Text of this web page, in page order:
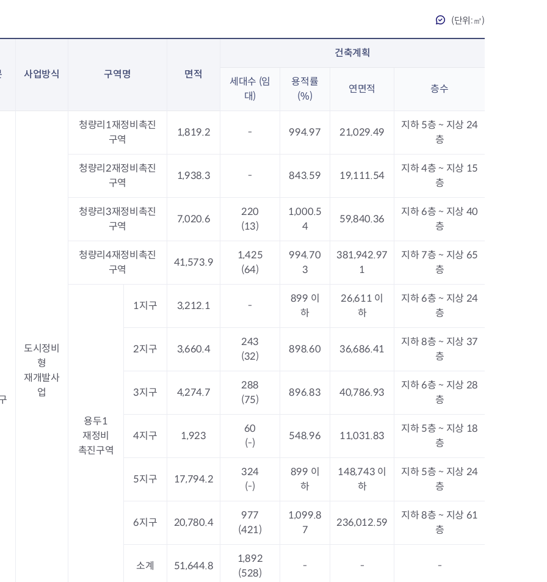
이문1동
공직자부조리신고
하도급부조리신고
공익신고
행동강령위반신고
복지·보조금 부정신고
청렴자료방
감사실시결과
업무추진비 공개
보조금공개
답례물품
청소환경소식
종량제봉투 및 납부필증
대형폐기물신청
재활용센터
환경오염현황
환경개선부담금
석면건축물 DB
탄소중립 생활 실천 캠페인
공중화장실 찾기
탄소중립지원센터
지역경제소식
중소기업자금지원
동대문구 착한가격업소
장바구니 물가정보
ESG경제지원센터
민생회복소비쿠폰 안내
재개발
지구단위계획
석면해체·제거일정
도시디자인
역세권 활성화사업
장안동 일대 종합발전계획 수
서울도시공간포털
지역주택조합사업
(단위:㎡)
사업방식 구역명 면적
건축계획
세대수 (임
대)
용적률
(%)
연면적 층수
도시정비
형
재개발사
업
청량리1재정비촉진
구역
1,819.2 - 994.97 21,029.49
지하 5층 ~ 지상 24
층
청량리2재정비촉진
구역
1,938.3 - 843.59 19,111.54
지하 4층 ~ 지상 15
층
청량리3재정비촉진
구역
7,020.6
220
(13)
1,000.5
4
59,840.36
지하 6층 ~ 지상 40
층
청량리4재정비촉진
구역
41,573.9
1,425
(64)
994.70
3
381,942.97
1
지하 7층 ~ 지상 65
층
용두1
재정비
촉진구역
1지구 3,212.1 -
899 이
하
26,611 이
하
지하 6층 ~ 지상 24
층
2지구 3,660.4
243
(32)
898.60 36,686.41
지하 8층 ~ 지상 37
층
3지구 4,274.7
288
(75)
896.83 40,786.93
지하 6층 ~ 지상 28
층
4지구 1,923
60
(-)
548.96 11,031.83
지하 5층 ~ 지상 18
층
5지구 17,794.2
324
(-)
899 이
하
148,743 이
하
지하 5층 ~ 지상 24
층
6지구 20,780.4
977
(421)
1,099.8
7
236,012.59
지하 8층 ~ 지상 61
층
소계 51,644.8
1,892
(528)
- - -